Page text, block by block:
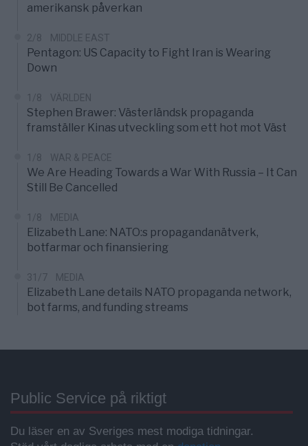
amerikansk påverkan
2/8 MIDDLE EAST
Pentagon: US Capacity to Fight Iran is Wearing
Down
1/8 VÄRLDEN
Stephen Brawer: Västerländsk propaganda
framställer Kinas utveckling som ett hot mot Väst
1/8 WAR & PEACE
We Are Heading Towards a War With Russia – It Can
Still Be Cancelled
1/8 MEDIA
Elizabeth Lane: NATO:s propagandanätverk,
botfarmar och finansiering
31/7 MEDIA
Elizabeth Lane details NATO propaganda network,
bot farms, and funding streams
Public Service på riktigt
Du läser en av Sveriges mest modiga tidningar.